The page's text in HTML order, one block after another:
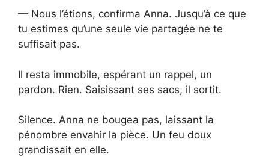
— Nous l’étions, confirma Anna. Jusqu’à ce que
tu estimes qu’une seule vie partagée ne te
suffisait pas.
Il resta immobile, espérant un rappel, un
pardon. Rien. Saisissant ses sacs, il sortit.
Silence. Anna ne bougea pas, laissant la
pénombre envahir la pièce. Un feu doux
grandissait en elle.